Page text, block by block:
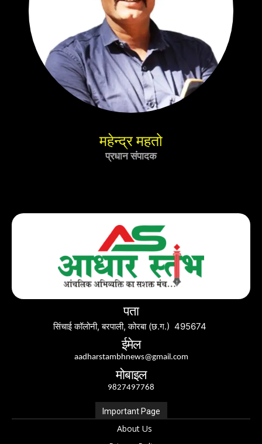
महेन्द्र महतो
प्रधान संपादक
पता
सिंचाई कॉलोनी, बरपाली, कोरबा (छ.ग.) 495674
ईमेल
aadharstambhnews@gmail.com
मोबाइल
9827497768
Important Page
About Us